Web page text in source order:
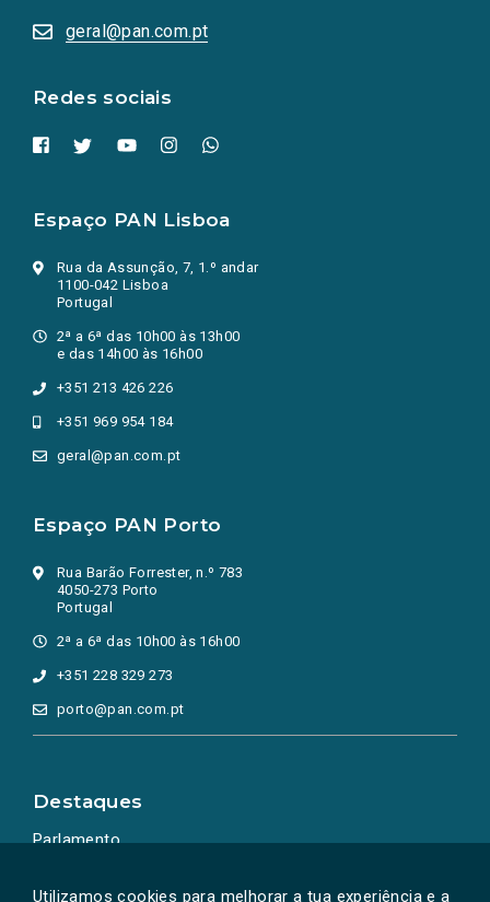
Utilizamos cookies para melhorar a tua experiência e a
geral@pan.com.pt
Redes sociais
numa
nova
Espaço PAN Lisboa
Rua da Assunção, 7, 1.º andar
1100-042 Lisboa
Portugal
2ª a 6ª das 10h00 às 13h00
e das 14h00 às 16h00
+351 213 426 226
+351 969 954 184
geral@pan.com.pt
Espaço PAN Porto
Rua Barão Forrester, n.º 783
4050-273 Porto
Portugal
2ª a 6ª das 10h00 às 16h00
+351 228 329 273
porto@pan.com.pt
Destaques
Parlamento